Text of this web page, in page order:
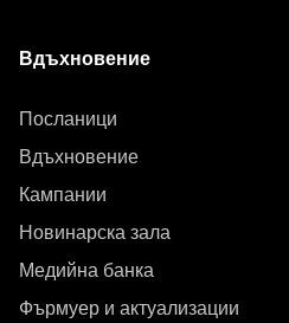
Вдъхновение
Посланици
Вдъхновение
Кампании
Новинарска зала
Медийна банка
Фърмуер и актуализации